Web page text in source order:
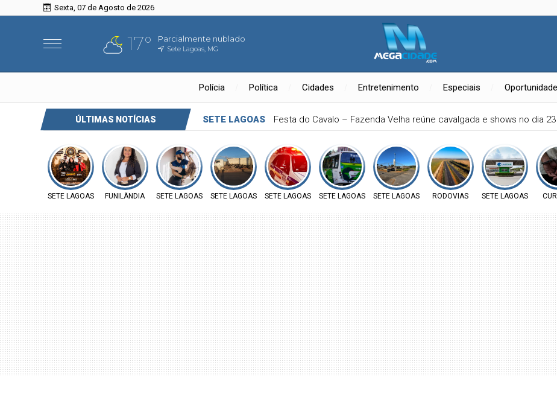
Sexta, 07 de Agosto de 2026
17° Parcialmente nublado
Sete Lagoas, MG
Polícia Política Cidades Entretenimento Especiais
ÚLTIMAS NOTÍCIAS SETE LAGOAS Festa do Cavalo – Fazenda Velha reúne cavalgada e shows no dia
SETE LAGOAS FUNILÂNDIA SETE LAGOAS SETE LAGOAS SETE LAGOAS SETE LAGOAS SETE LAGOAS RODOVIAS SETE LAGOAS